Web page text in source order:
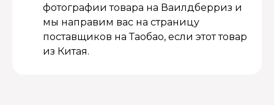
фотографии товара на Ваилдберриз и
мы направим вас на страницу
поставщиков на Таобао, если этот товар
из Китая.